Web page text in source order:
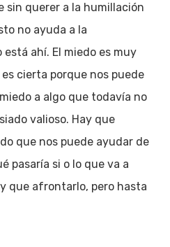
sin querer a la humillación
no ayuda a la
ahí. El miedo es muy
cierta porque nos puede
a algo que todavía no
valioso. Hay que
que nos puede ayudar de
pasaría si o lo que va a
que afrontarlo, pero hasta